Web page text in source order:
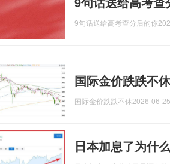
9句话送给高考查分后的你
国际金价跌跌不
国际金价跌跌不休2026-06-
日本加息了为什